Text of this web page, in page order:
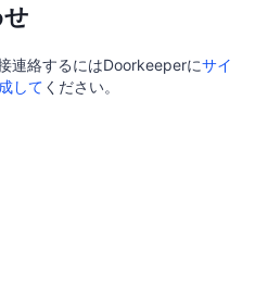
連絡するにはDoorkeeperにサイ
して ください。